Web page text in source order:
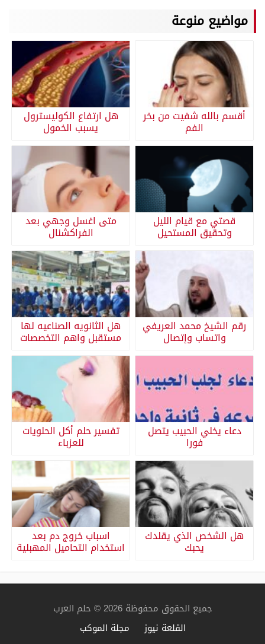
مواضيع منوعة
أقسم بالله شفيت من بخر
الفم
هل ارتفاع الكوليسترول
يسبب الخمول
قصتي مع قيام الليل
وتحقيق المستحيل
متى اغسل وجهي بعد
الفراكشنال
رقم الشيخ محمد العريفي
واتساب وإتصال
هل الثانويه الصناعيه لها
مستقبل واهم التخصصات
دعاء يخلي الحبيب يتصل
فورا
تفسير حلم أكل الحلويات
للعزباء
هل الشخص الذي يقلدك
يحبك
اسباب خروج دم بعد
استخدام التحاميل المهبلية
جميع الحقوق محفوظة 2026 © حلم العرب
القلعة نيوز
مجلة الموكب